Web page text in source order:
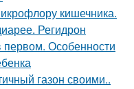
кишечника.
Регидрон
Особенности
газон своими..